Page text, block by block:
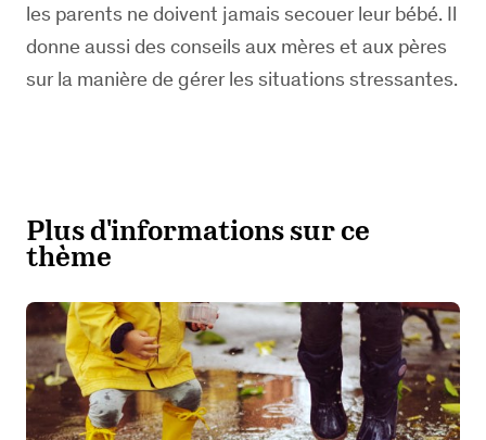
les parents ne doivent jamais secouer leur bébé. Il
donne aussi des conseils aux mères et aux pères
sur la manière de gérer les situations stressantes.
Plus d'informations sur ce
thème